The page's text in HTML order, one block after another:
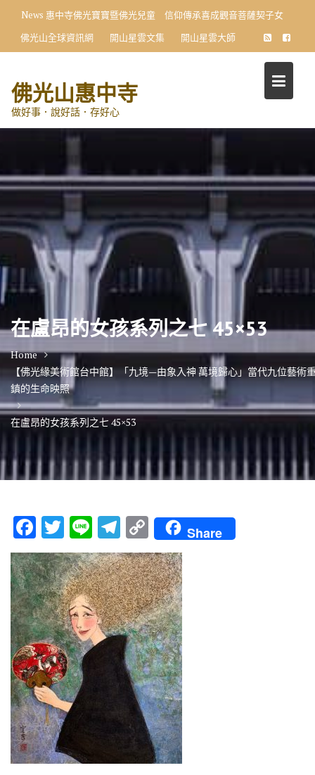
content
News 惠中寺佛光寶寶暨佛光兒童 信仰傳承喜成觀音菩薩契子女
佛光山全球資訊網
開山星雲文集 開山星雲大師
佛光山惠中寺
做好事．說好話．存好心
在盧昂的女孩系列之七 45×53
Home
【佛光緣美術館台中館】「九境—由象入神 萬境歸心」當代九位藝術
鎮的生命映照
在盧昂的女孩系列之七 45×53
F
ac
e
b
o
o
k
T
w
it
te
r
Li
n
e
T
el
e
gr
a
m
C
o
p
y
Li
n
k
Share